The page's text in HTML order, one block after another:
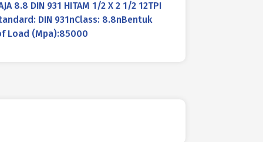
8.8 DIN 931 HITAM 1/2 X 2 1/2 12TPI
DIN 931nClass: 8.8nBentuk
Load (Mpa):85000